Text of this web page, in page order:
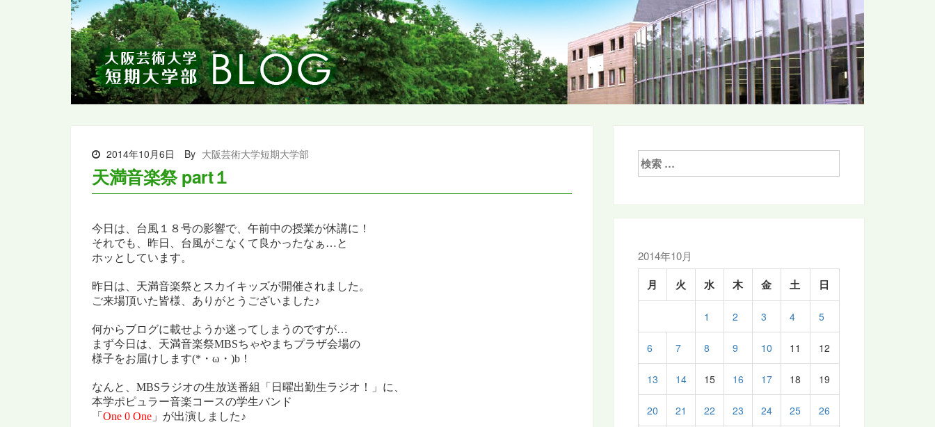
2014年10月6日 By 大阪芸術大学短期大学部
天満音楽祭 part１
今日は、台風１８号の影響で、 午前中の授業が休講に！
それでも、 昨日、台風がこ なくて 良かったなぁ…と
ホッとしています。
昨日は、天満音楽祭とスカイキッズが開催されました。
ご来場頂いた皆様、ありがとうございました♪
何からブログに載せようか迷ってしまうのですが…
まず今日は、天満音楽祭MBSちゃやまちプラザ会場の
様子をお届けします(*・ω・)b！
なんと、MBSラジオの生放送番組「日曜出勤生ラジオ！」に、
本学ポピュラー音楽コースの学生バンド
「 One 0 One 」が出演しました♪
検
索:
2014年10月
月 火 水 木 金 土 日
1 2 3 4 5
6 7 8 9 10 11 12
13 14 15 16 17 18 19
20 21 22 23 24 25 26